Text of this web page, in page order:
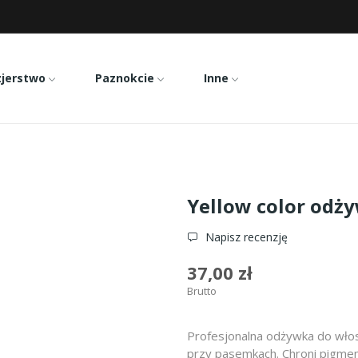
Paznokcie Inne
Yellow color
Napisz recenzję
37,00 zł
Brutto
Profesjonalna odżywka do
przy pasemkach. Chroni